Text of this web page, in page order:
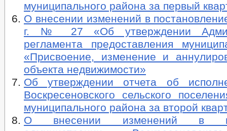
муниципального района за первый
О внесении изменений в
г. № 27 «Об утверждении
регламента предоставления
«Присвоение, изменение и
объекта недвижимости»
Об утверждении отчета об
Воскресеновского сельского
муниципального района за второй
О внесении изменений в